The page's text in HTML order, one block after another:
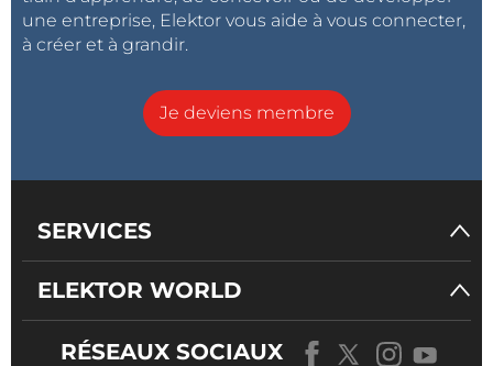
une entreprise, Elektor vous aide à vous connecter,
à créer et à grandir.
Je deviens membre
SERVICES
ELEKTOR WORLD
RÉSEAUX SOCIAUX